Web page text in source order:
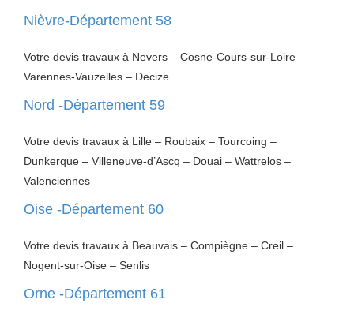
Nièvre-Département 58
Votre devis travaux à Nevers – Cosne-Cours-sur-Loire –
Varennes-Vauzelles – Decize
Nord -Département 59
Votre devis travaux à Lille – Roubaix – Tourcoing –
Dunkerque – Villeneuve-d’Ascq – Douai – Wattrelos –
Valenciennes
Oise -Département 60
Votre devis travaux à Beauvais – Compiègne – Creil –
Nogent-sur-Oise – Senlis
Orne -Département 61